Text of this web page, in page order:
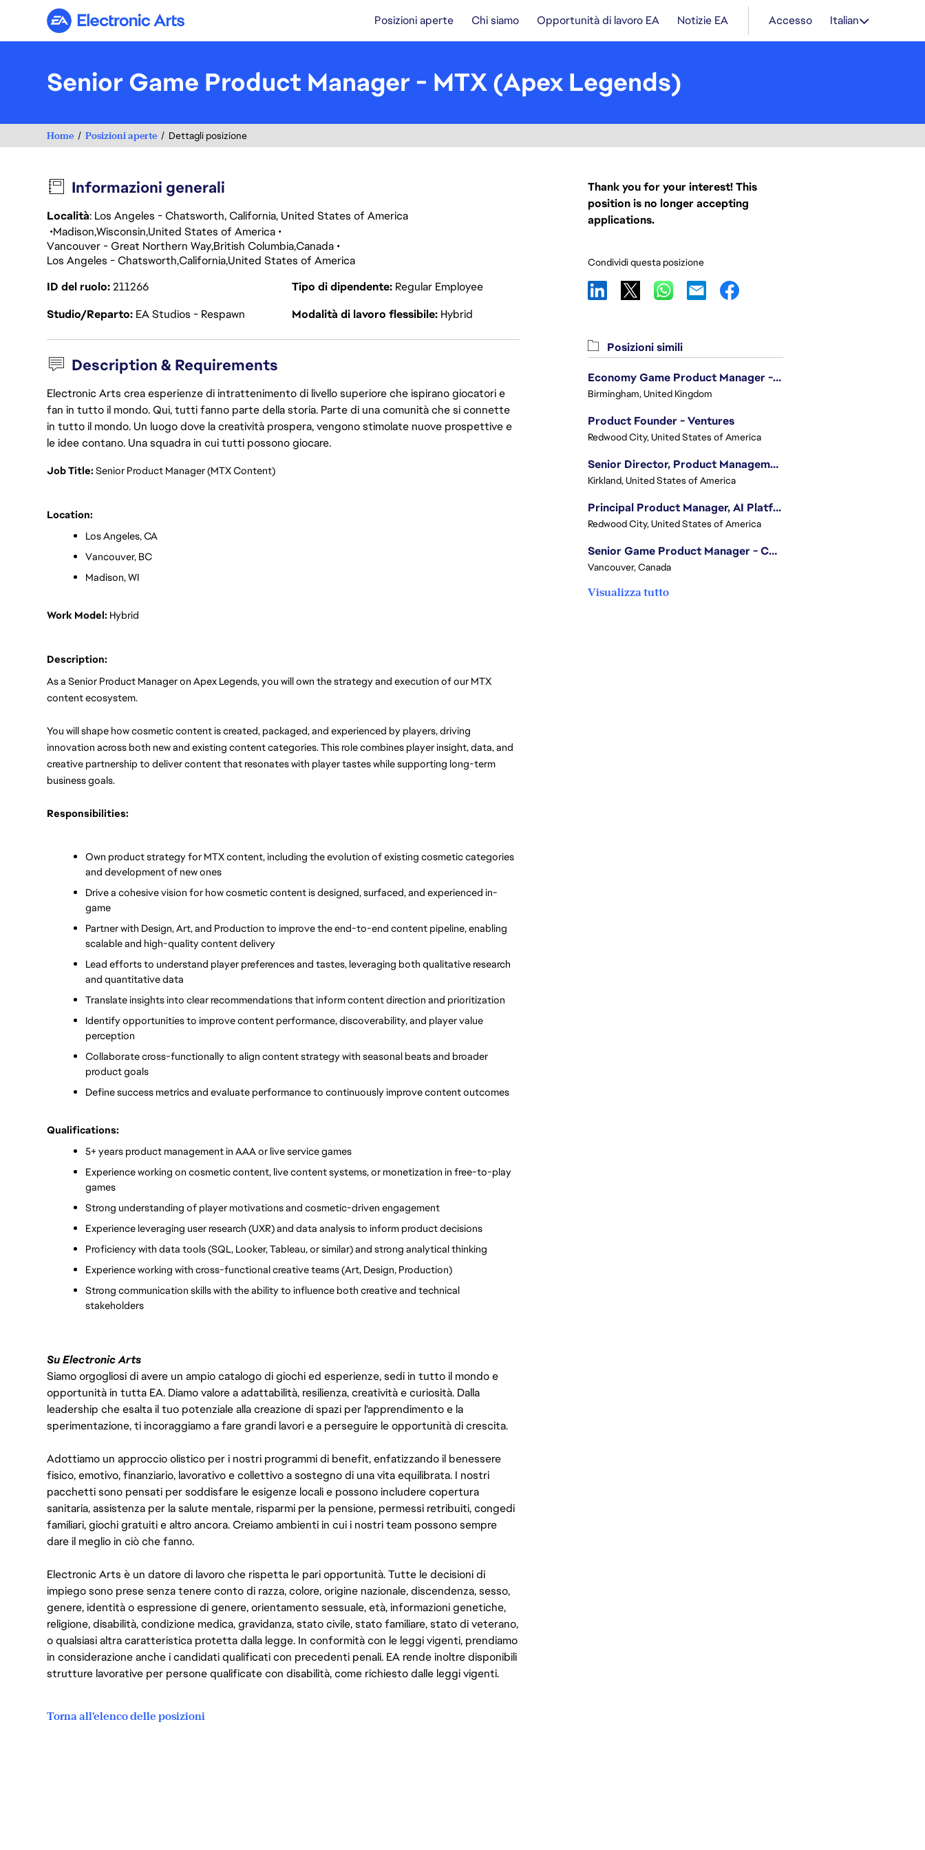
Electronic Arts Posizioni aperte Chi siamo Opportunità di lavoro EA Notizie EA Accesso Italian
Senior Game Product Manager - MTX (Apex Legends)
Home Posizioni aperte Dettagli posizione
Informazioni generali
Località: Los Angeles - Chatsworth, California, United States of America
MadisonWisconsin United States of America
Vancouver - Great Northern WayBritish ColumbiaCanada
Los Angeles - ChatsworthCaliforniaUnited States of America
ID del ruolo211266 Tipo di dipendente Regular Employee
Studio/Reparto EA Studios - Respawn Modalità di lavoro flessibile Hybrid
Description & Requirements
Electronic Arts crea esperienze di intrattenimento di livello superiore che ispirano giocatori e
fan in tutto il mondo. Qui, tutti fanno parte della storia. Parte di una comunità che si connette
in tutto il mondo. Un luogo dove la creatività prospera, vengono stimolate nuove prospettive e
le idee contano. Una squadra in cui tutti possono giocare.
Job Title: Senior Product Manager (MTX Content)
Location:
Los Angeles, CA
Vancouver, BC
Madison, WI
Work Model: Hybrid
Description:
As a Senior Product Manager on Apex Legends, you will own the strategy and execution of our MTX
content ecosystem.
You will shape how cosmetic content is created, packaged, and experienced by players, driving
innovation across both new and existing content categories. This role combines player insight, data, and
creative partnership to deliver content that resonates with player tastes while supporting long-term
business goals.
Responsibilities:
Own product strategy for MTX content, including the evolution of existing cosmetic categories
and development of new ones
Drive a cohesive vision for how cosmetic content is designed, surfaced, and experienced in-
game
Partner with Design, Art, and Production to improve the end-to-end content pipeline, enabling
scalable and high-quality content delivery
Lead efforts to understand player preferences and tastes, leveraging both qualitative research
and quantitative data
Translate insights into clear recommendations that inform content direction and prioritization
Identify opportunities to improve content performance, discoverability, and player value
perception
Collaborate cross-functionally to align content strategy with seasonal beats and broader
product goals
Define success metrics and evaluate performance to continuously improve content outcomes
Qualifications:
5+ years product management in AAA or live service games
Experience working on cosmetic content, live content systems, or monetization in free-to-play
games
Strong understanding of player motivations and cosmetic-driven engagement
Experience leveraging user research (UXR) and data analysis to inform product decisions
Proficiency with data tools (SQL, Looker, Tableau, or similar) and strong analytical thinking
Experience working with cross-functional creative teams (Art, Design, Production)
Strong communication skills with the ability to influence both creative and technical
stakeholders
Su Electronic Arts
Siamo orgogliosi di avere un ampio catalogo di giochi ed esperienze, sedi in tutto il mondo e
opportunità in tutta EA. Diamo valore a adattabilità, resilienza, creatività e curiosità. Dalla
leadership che esalta il tuo potenziale alla creazione di spazi per l'apprendimento e la
sperimentazione, ti incoraggiamo a fare grandi lavori e a perseguire le opportunità di crescita.
Adottiamo un approccio olistico per i nostri programmi di benefit, enfatizzando il benessere
fisico, emotivo, finanziario, lavorativo e collettivo a sostegno di una vita equilibrata. I nostri
pacchetti sono pensati per soddisfare le esigenze locali e possono includere copertura
sanitaria, assistenza per la salute mentale, risparmi per la pensione, permessi retribuiti, congedi
familiari, giochi gratuiti e altro ancora. Creiamo ambienti in cui i nostri team possono sempre
dare il meglio in ciò che fanno.
Electronic Arts è un datore di lavoro che rispetta le pari opportunità. Tutte le decisioni di
impiego sono prese senza tenere conto di razza, colore, origine nazionale, discendenza, sesso,
genere, identità o espressione di genere, orientamento sessuale, età, informazioni genetiche,
religione, disabilità, condizione medica, gravidanza, stato civile, stato familiare, stato di veterano,
o qualsiasi altra caratteristica protetta dalla legge. In conformità con le leggi vigenti, prendiamo
in considerazione anche i candidati qualificati con precedenti penali. EA rende inoltre disponibili
strutture lavorative per persone qualificate con disabilità, come richiesto dalle leggi vigenti.
Torna all'elenco delle posizioni
Thank you for your interest! This
position is no longer accepting
applications.
Condividi questa posizione
Posizioni simili
Economy Game Product Manager - EA SPORTS™ F1
Birmingham, United Kingdom
Product Founder - Ventures
Redwood City, United States of America
Senior Director, Product Management - Head of Sims Marketplace
Kirkland, United States of America
Principal Product Manager, AI Platform
Redwood City, United States of America
Senior Game Product Manager - College Football
Vancouver, Canada
Visualizza tutto